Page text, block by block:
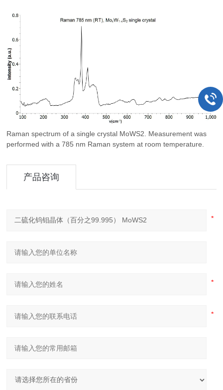
Raman spectrum of a single crystal MoWS2. Measurement was
performed with a 785 nm Raman system at room temperature.
产品咨询